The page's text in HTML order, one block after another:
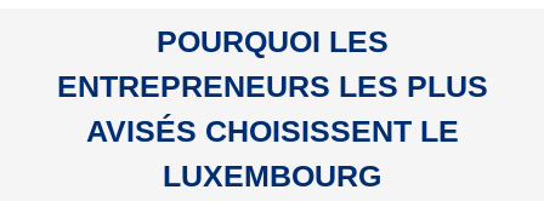
POURQUOI LES
ENTREPRENEURS LES PLUS
AVISÉS CHOISISSENT LE
LUXEMBOURG